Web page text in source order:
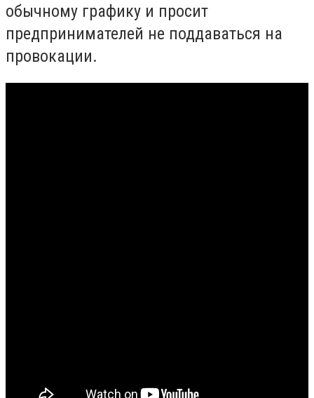
обычному графику и просит
предпринимателей не поддаваться на
провокации.